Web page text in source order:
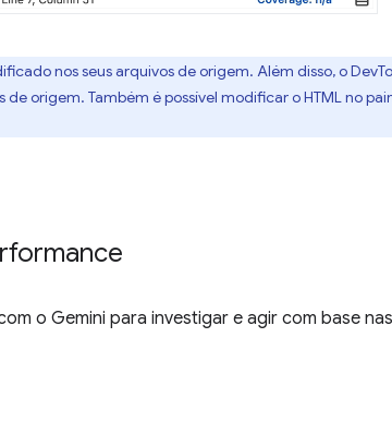
nos seus arquivos de origem. Além disso, o
origem. Também é possível modificar o HTML no
o Gemini para investigar e agir com base nas